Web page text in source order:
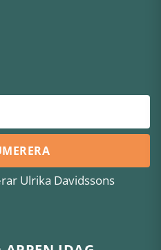
Ulrika Davidssons